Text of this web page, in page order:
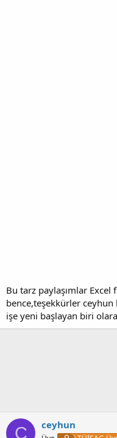
Bu tarz paylaşımlar
bence,teşekkürler
işe yeni başlayan biri
C ceyhun